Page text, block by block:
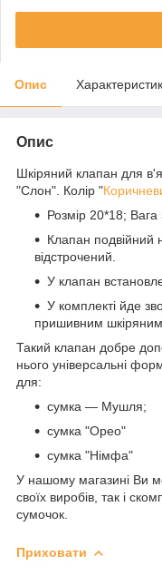
Опис
Опис
Шкіряний клапан для
"Слон". Колір "
Розмір 20*18; Вага
Клапан подвійний
відстрочений.
У клапан
У комплекті йде
пришивним
Такий клапан добре
нього універсальні
для:
сумка — Мушля;
сумка "Орео"
сумка "Німфа"
У нашому магазині Ви
своїх виробів, так і
сумочок.
Приховати